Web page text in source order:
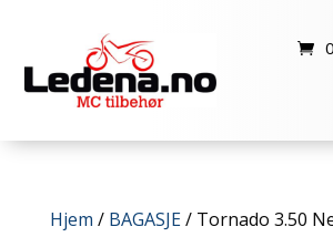
Hjem / BAGASJE/ Tornado 3.50